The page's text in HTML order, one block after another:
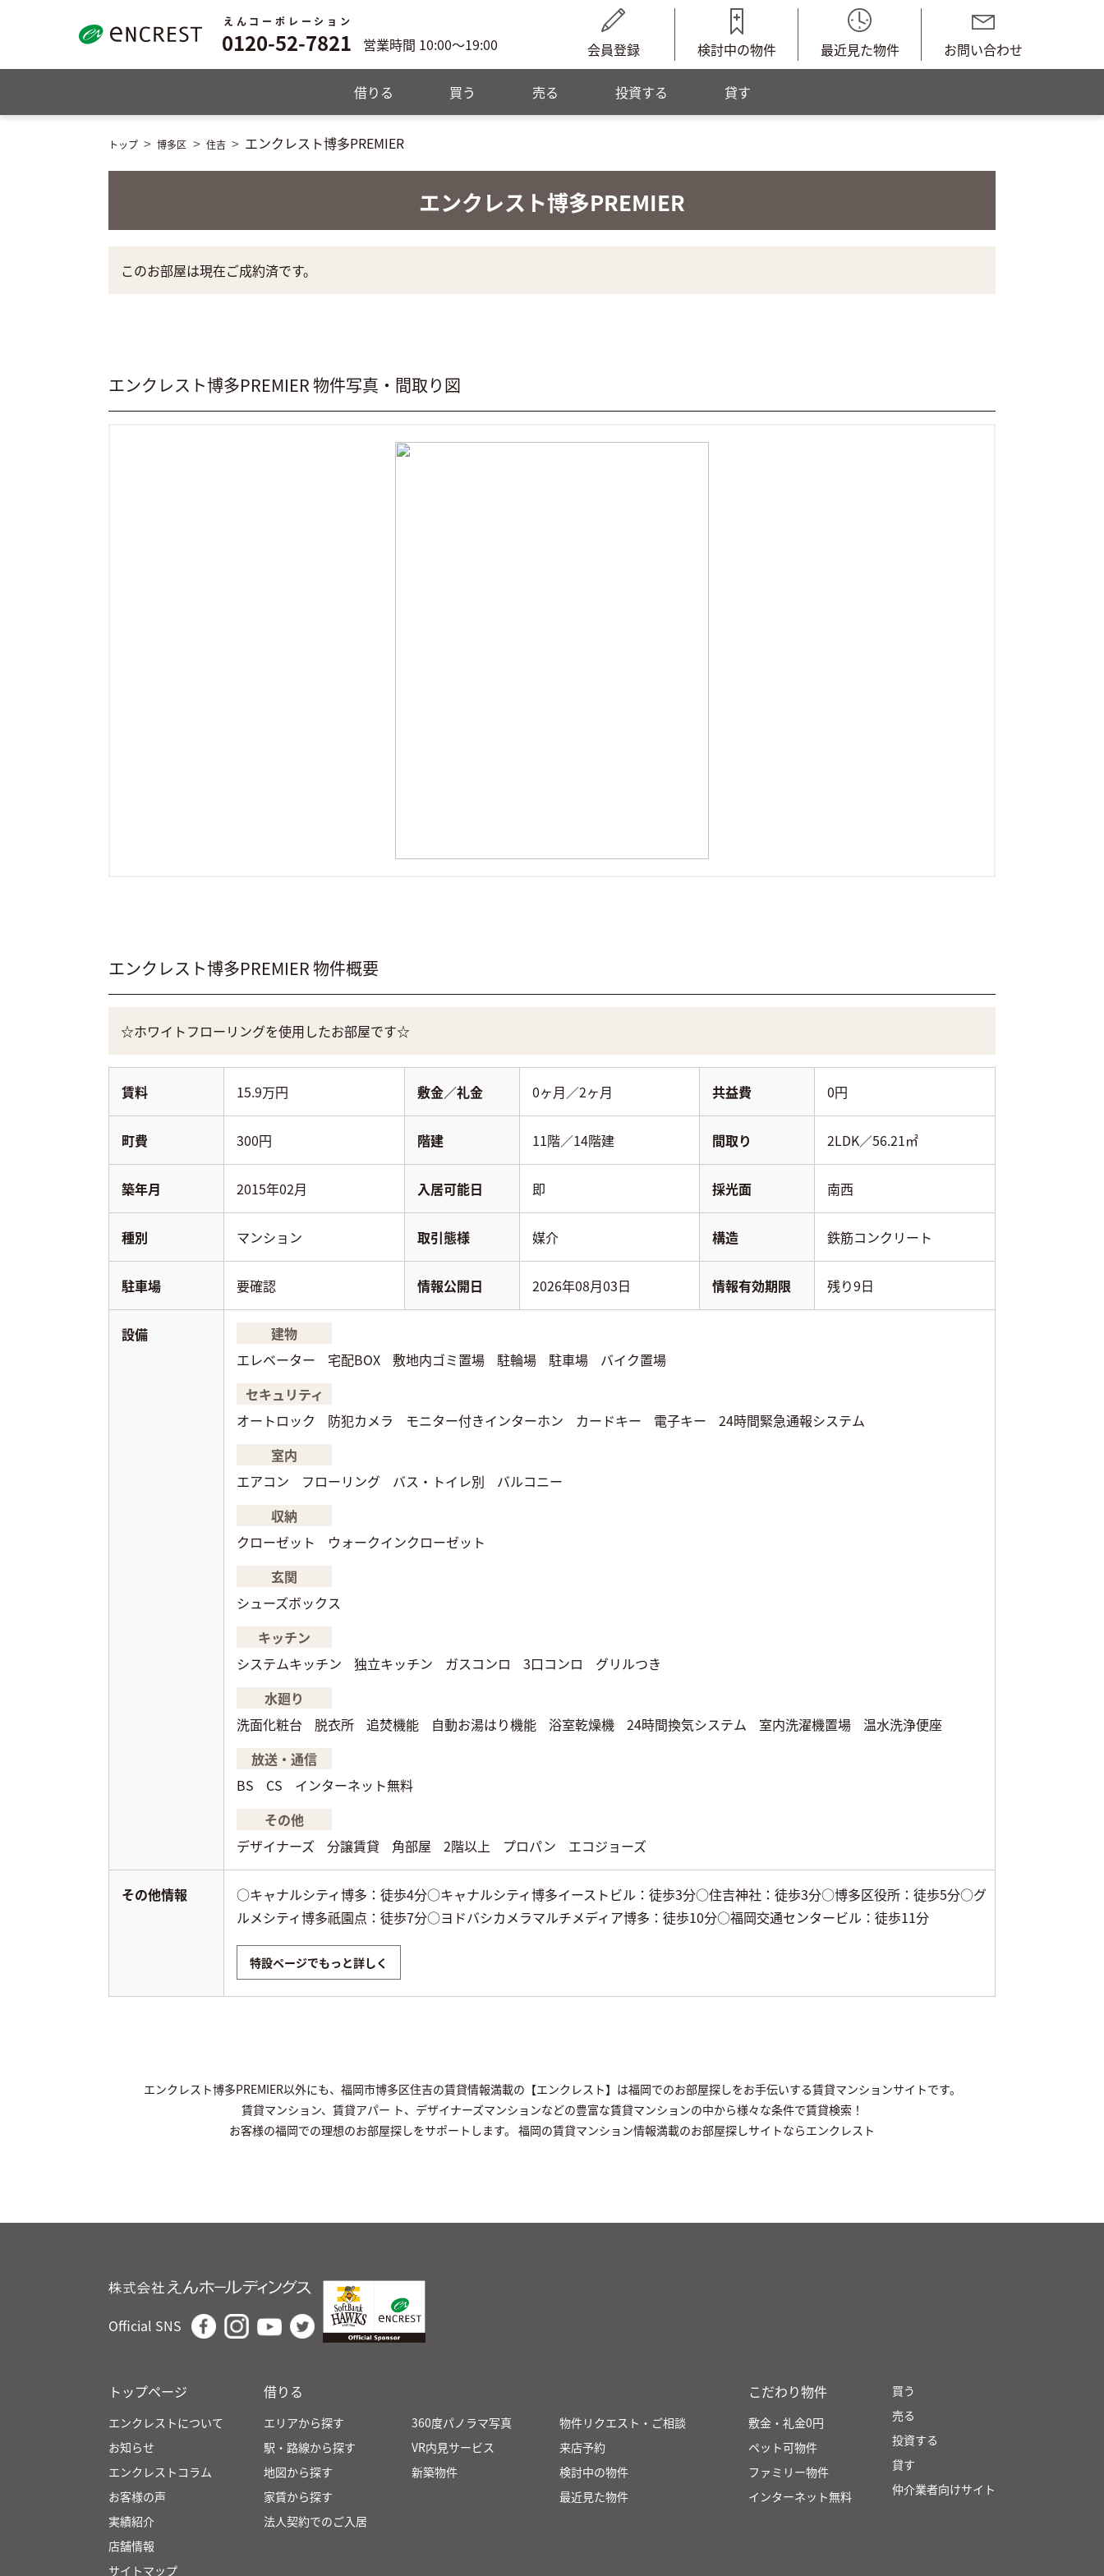
0120-52-7821
えんコーポレーション
営業時間 10:00～19:00 会員登録 検討中の物件 最近見た物件 お問い合わせ
借りる 買う 売る 投資する 貸す
トップ 博多区 住吉 エンクレスト博多PREMIER
エンクレスト博多PREMIER
このお部屋は現在ご成約済です。
エンクレスト博多PREMIER 物件写真・間取り図
エンクレスト博多PREMIER物件概要
☆ホワイトフローリングを使用したお部屋です☆
賃料 15.9万円 敷金／礼金 0ヶ月／2ヶ月 共益費 0円
町費 300円 階建 11階／14階建 間取り 2LDK／56.21㎡
築年月 2015年02月 入居可能日 即 採光面 南西
種別 マンション 取引態様 媒介 構造 鉄筋コンクリート
駐車場 要確認 情報公開日 2026年08月03日 情報有効期限 残り9日
設備
建物
エレベーター
宅配BOX 敷地内ゴミ置場 駐輪場 駐車場
バイク置場
セキュリティ
オートロック
防犯カメラ モニター付きインターホン カードキー 電子キー
24時間緊急通報システム
室内
エアコン
フローリング バス・トイレ別
バルコニー
収納
クローゼット
ウォークインクローゼット
玄関
シューズボックス
キッチン
システムキッチン
独立キッチン ガスコンロ 3口コンロ
グリルつき
水廻り
洗面化粧台
脱衣所 追焚機能 自動お湯はり機能 浴室乾燥機 24時間換気システム 室内洗濯機置場
温水洗浄便座
放送・通信
BS
CS
インターネット無料
その他
デザイナーズ
分譲賃貸 角部屋 2階以上 プロパン エコジョーズ
その他情報
○キャナルシティ博多：徒歩4分○キャナルシティ博多イーストビル：徒歩3分○住吉神社：徒歩3分○博多区役所：徒歩5分○グ
ルメシティ博多祇園点：徒歩7分○ヨドバシカメラマルチメディア博多：徒歩10分○福岡交通センタービル：徒歩11分
特設ページでもっと詳しく
エンクレスト博多PREMIER以外にも、福岡市博多区住吉の賃貸情報満載の【エンクレスト】は福岡でのお部屋探しをお手伝いする賃貸マンションサイトです。
賃貸マンション、賃貸アパー ト、デザイナーズマンションなどの豊富な賃貸マンションの中から様々な条件で賃貸検索！
お客様の福岡での理想のお部屋探しをサポートします。 福岡の賃貸マンション情報満載のお部屋探しサイトならエンクレスト
Official SNS
トップページ
エンクレストについて
お知らせ
エンクレストコラム
お客様の声
実績紹介
店舗情報
サイトマップ
借りる
エリアから探す
駅・路線から探す
地図から探す
家賃から探す
法人契約でのご入居
360度パノラマ写真
VR内見サービス
新築物件
物件リクエスト・ご相談
来店予約
検討中の物件
最近見た物件
こだわり物件
敷金・礼金0円
ペット可物件
ファミリー物件
インターネット無料
買う
売る
投資する
貸す
仲介業者向けサイト